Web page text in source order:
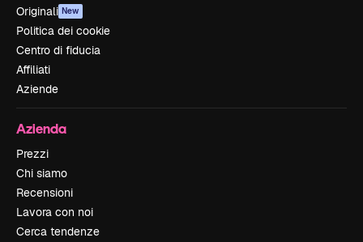
Originali New
Politica dei cookie
Centro di fiducia
Affiliati
Aziende
Azienda
Prezzi
Chi siamo
Recensioni
Lavora con noi
Cerca tendenze